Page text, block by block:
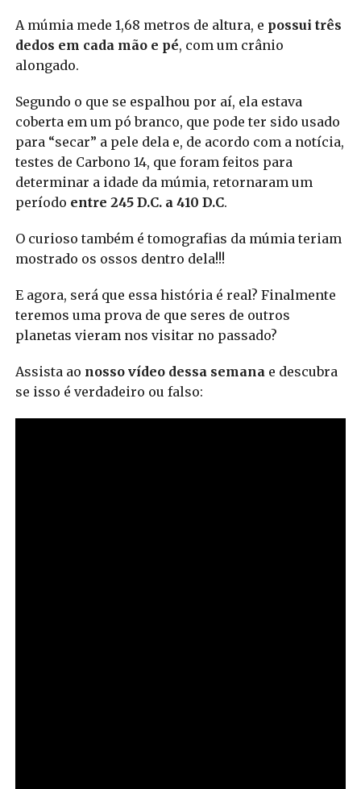
A múmia mede 1,68 metros de altura, e possui três
dedos em cada mão e pé, com um crânio
alongado.
Segundo o que se espalhou por aí, ela estava
coberta em um pó branco, que pode ter sido usado
para “secar” a pele dela e, de acordo com a notícia,
testes de Carbono 14, que foram feitos para
determinar a idade da múmia, retornaram um
período entre 245 D.C. a 410 D.C.
O curioso também é tomografias da múmia teriam
mostrado os ossos dentro dela!!!
E agora, será que essa história é real? Finalmente
teremos uma prova de que seres de outros
planetas vieram nos visitar no passado?
Assista ao nosso vídeo dessa semanae descubra
se isso é verdadeiro ou falso: